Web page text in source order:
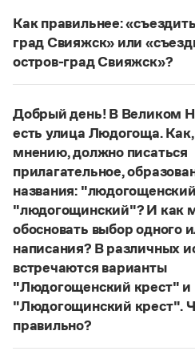
Правила русской орфографии и
Русский язык. Краткий
для школьников
Письмовник
Справочник по пунктуации
Словарь-справочник трудностей
Справочник по фразеологии
Азбучные истины
Словарь-справочник непростые
Все справочники портала
Журнал
Новости и события
Словарь русских имён
Словарь методических
(1956)
Как правильнее:
град Свияжск» или
остров-град Свияжск»?
Правильнее:на остров-
Страница ответа
Добрый день! В Великом
есть улица Людогоща.
мнению, должно писаться
прилагательное,
названия:
"людогощинский"? И как
обосновать выбор одного
написания? В различных
встречаются варианты
"Людогощенский крест" и
"Людогощинский крест".
правильно?
Есть орфографическое